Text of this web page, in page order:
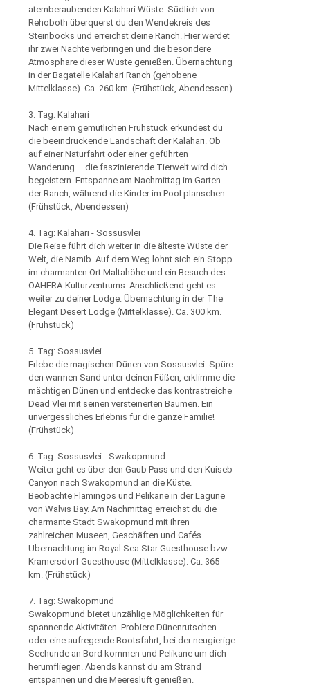
atemberaubenden Kalahari Wüste. Südlich von
Rehoboth überquerst du den Wendekreis des
Steinbocks und erreichst deine Ranch. Hier werdet
ihr zwei Nächte verbringen und die besondere
Atmosphäre dieser Wüste genießen. Übernachtung
in der Bagatelle Kalahari Ranch (gehobene
Mittelklasse). Ca. 260 km. (Frühstück, Abendessen)
3. Tag: Kalahari
Nach einem gemütlichen Frühstück erkundest du
die beeindruckende Landschaft der Kalahari. Ob
auf einer Naturfahrt oder einer geführten
Wanderung – die faszinierende Tierwelt wird dich
begeistern. Entspanne am Nachmittag im Garten
der Ranch, während die Kinder im Pool planschen.
(Frühstück, Abendessen)
4. Tag: Kalahari - Sossusvlei
Die Reise führt dich weiter in die älteste Wüste der
Welt, die Namib. Auf dem Weg lohnt sich ein Stopp
im charmanten Ort Maltahöhe und ein Besuch des
OAHERA-Kulturzentrums. Anschließend geht es
weiter zu deiner Lodge. Übernachtung in der The
Elegant Desert Lodge (Mittelklasse). Ca. 300 km.
(Frühstück)
5. Tag: Sossusvlei
Erlebe die magischen Dünen von Sossusvlei. Spüre
den warmen Sand unter deinen Füßen, erklimme die
mächtigen Dünen und entdecke das kontrastreiche
Dead Vlei mit seinen versteinerten Bäumen. Ein
unvergessliches Erlebnis für die ganze Familie!
(Frühstück)
6. Tag: Sossusvlei - Swakopmund
Weiter geht es über den Gaub Pass und den Kuiseb
Canyon nach Swakopmund an die Küste.
Beobachte Flamingos und Pelikane in der Lagune
von Walvis Bay. Am Nachmittag erreichst du die
charmante Stadt Swakopmund mit ihren
zahlreichen Museen, Geschäften und Cafés.
Übernachtung im Royal Sea Star Guesthouse bzw.
Kramersdorf Guesthouse (Mittelklasse). Ca. 365
km. (Frühstück)
7. Tag: Swakopmund
Swakopmund bietet unzählige Möglichkeiten für
spannende Aktivitäten. Probiere Dünenrutschen
oder eine aufregende Bootsfahrt, bei der neugierige
Seehunde an Bord kommen und Pelikane um dich
herumfliegen. Abends kannst du am Strand
entspannen und die Meeresluft genießen.